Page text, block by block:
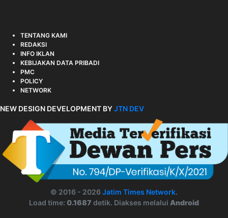
TENTANG KAMI
REDAKSI
INFO IKLAN
KEBIJAKAN DATA PRIBADI
PMC
POLICY
NETWORK
NEW DESIGN DEVELOPMENT BYJTN DEV
© 2016 - 2026 Jatim Times Network.
Load time: 0.1687 detik. Diakses melalui Android